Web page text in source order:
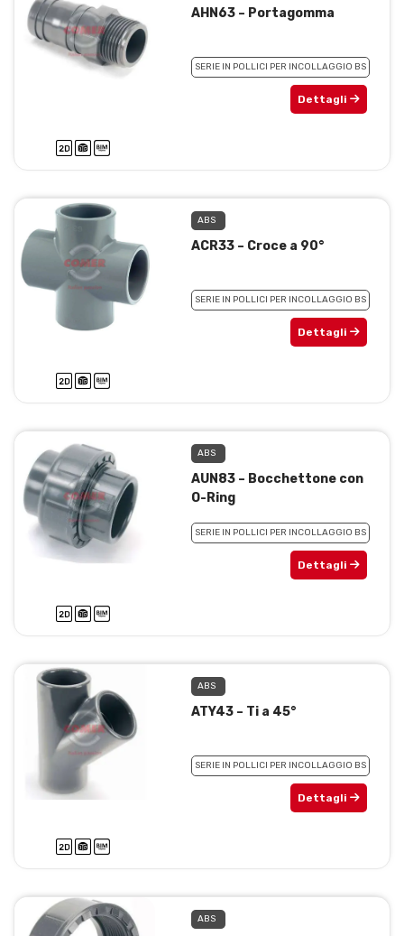
AHN63 – Portagomma
SERIE IN POLLICI PER INCOLLAGGIO BS
Dettagli
ABS
ACR33 – Croce a 90°
SERIE IN POLLICI PER INCOLLAGGIO BS
Dettagli
ABS
AUN83 – Bocchettone con
O-Ring
SERIE IN POLLICI PER INCOLLAGGIO BS
Dettagli
ABS
ATY43 – Ti a 45°
SERIE IN POLLICI PER INCOLLAGGIO BS
Dettagli
ABS